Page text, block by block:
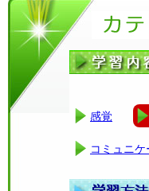
感覚
コミュニ